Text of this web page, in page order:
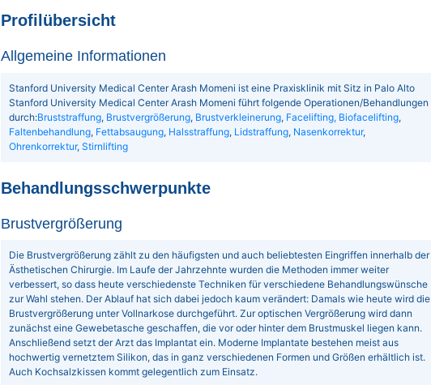
Profilübersicht
Allgemeine Informationen
Stanford University Medical Center Arash Momeni ist eine Praxisklinik mit Sitz in Palo Alto
Stanford University Medical Center Arash Momeni führt folgende Operationen/Behandlungen
durch:Bruststraffung, Brustvergrößerung, Brustverkleinerung, Facelifting, Biofacelifting,
Faltenbehandlung, Fettabsaugung, Halsstraffung, Lidstraffung, Nasenkorrektur,
Ohrenkorrektur, Stirnlifting
Behandlungsschwerpunkte
Brustvergrößerung
Die Brustvergrößerung zählt zu den häufigsten und auch beliebtesten Eingriffen innerhalb der
Ästhetischen Chirurgie. Im Laufe der Jahrzehnte wurden die Methoden immer weiter
verbessert, so dass heute verschiedenste Techniken für verschiedene Behandlungswünsche
zur Wahl stehen. Der Ablauf hat sich dabei jedoch kaum verändert: Damals wie heute wird die
Brustvergrößerung unter Vollnarkose durchgeführt. Zur optischen Vergrößerung wird dann
zunächst eine Gewebetasche geschaffen, die vor oder hinter dem Brustmuskel liegen kann.
Anschließend setzt der Arzt das Implantat ein. Moderne Implantate bestehen meist aus
hochwertig vernetztem Silikon, das in ganz verschiedenen Formen und Größen erhältlich ist.
Auch Kochsalzkissen kommt gelegentlich zum Einsatz.